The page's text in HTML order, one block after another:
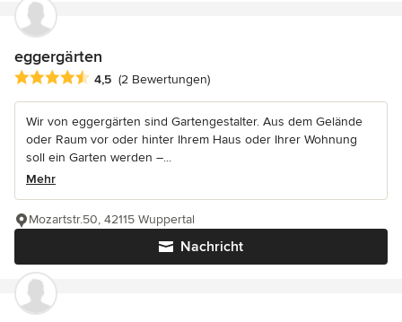
eggergärten
Durchschnittliche Bewertung: 4.5 von 5 Sternen
4,5 (2 Bewertungen)
Wir von eggergärten sind Gartengestalter. Aus dem Gelände
oder Raum vor oder hinter Ihrem Haus oder Ihrer Wohnung
soll ein Garten werden –...
Mehr
Nachricht
Mozartstr.50, 42115 Wuppertal